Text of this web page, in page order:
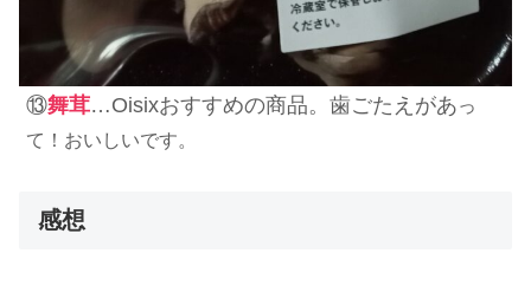
⑬舞茸…Oisixおすすめの商品。歯ごたえがあっ
て！おいしいです。
感想